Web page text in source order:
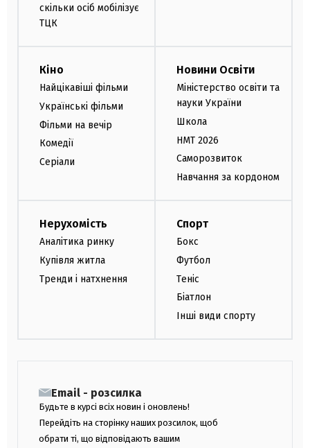
скільки осіб мобілізує
ТЦК
Кіно
Найцікавіші фільми
Українські фільми
Фільми на вечір
Комедії
Серіали
Новини Освіти
Міністерство освіти та
науки України
Школа
НМТ 2026
Саморозвиток
Навчання за кордоном
Нерухомість
Аналітика ринку
Купівля житла
Тренди і натхнення
Спорт
Бокс
Футбол
Теніс
Біатлон
Інші види спорту
Email - розсилка
Будьте в курсі всіх новин і оновлень!
Перейдіть на сторінку наших розсилок, щоб
обрати ті, що відповідають вашим